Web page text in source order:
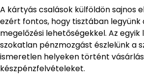
A kártyás csalások külföldön sajnos
ezért fontos, hogy tisztában legyünk
megelőzési lehetőségekkel. Az
szokatlan pénzmozgást észlelünk a
ismeretlen helyeken történt
készpénzfelvételeket.